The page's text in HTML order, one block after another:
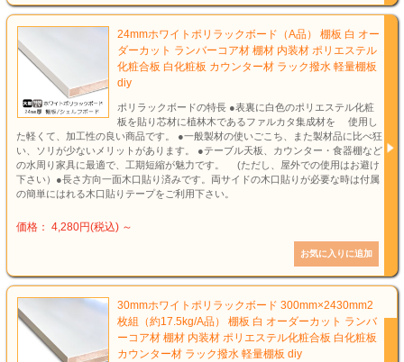
24mmホワイトポリラックボード（A品） 棚板 白 オー
ダーカット ランバーコア材 棚材 内装材 ポリエステル
化粧合板 白化粧板 カウンター材 ラック撥水 軽量棚板
diy
ポリラックボードの特長 ●表裏に白色のポリエステル化粧
板を貼り芯材に植林木であるファルカタ集成材を 使用し
た軽くて、加工性の良い商品です。 ●一般製材の使いごこち、また製材品に比べ狂
い、ソリが少ないメリットがあります。 ●テーブル天板、カウンター・食器棚など
の水周り家具に最適で、工期短縮が魅力です。 (ただし、屋外での使用はお避け
下さい）●長さ方向一面木口貼り済みです。両サイドの木口貼りが必要な時は付属
の簡単にはれる木口貼りテープをご利用下さい。
価格： 4,280円(税込) ～
30mmホワイトポリラックボード 300mm×2430mm2
枚組（約17.5kg/A品） 棚板 白 オーダーカット ランバ
ーコア材 棚材 内装材 ポリエステル化粧合板 白化粧板
カウンター材 ラック撥水 軽量棚板 diy